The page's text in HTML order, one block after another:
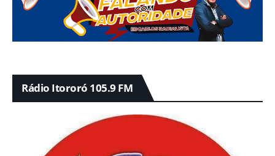
Rádio Itororó 105.9 FM